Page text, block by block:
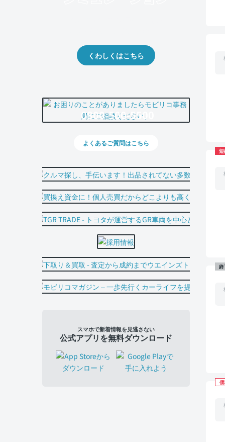
くわしくはこちら
0800-500-5500
よくあるご質問はこちら
スマホで新着情報を見逃さない
公式アプリを無料ダウンロード